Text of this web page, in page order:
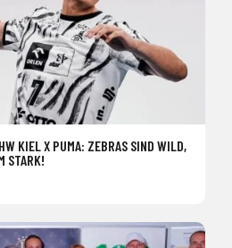
KIEL X PUMA: ZEBRAS SIND WILD,
STARK!